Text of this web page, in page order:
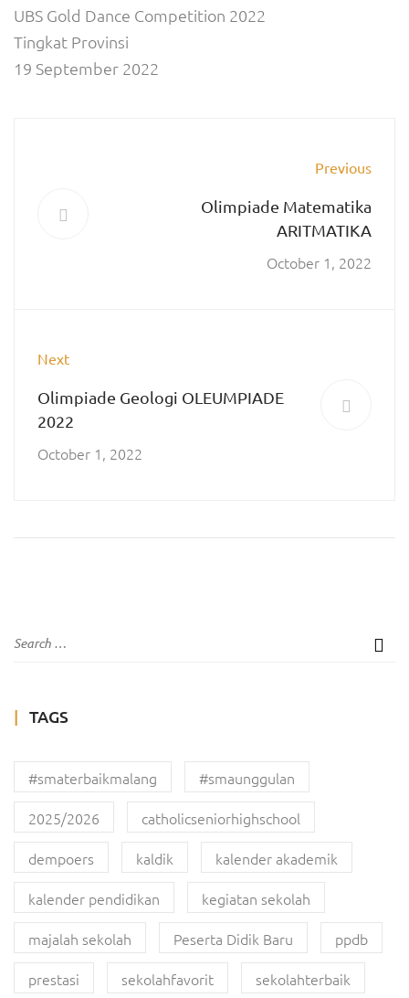
UBS Gold Dance Competition 2022
Tingkat Provinsi
19 September 2022
Previous
Olimpiade Matematika
ARITMATIKA
October 1, 2022
Next
Olimpiade Geologi OLEUMPIADE
2022
October 1, 2022
TAGS
#smaterbaikmalang
#smaunggulan
2025/2026
catholicseniorhighschool
dempoers
kaldik
kalender akademik
kalender pendidikan
kegiatan sekolah
majalah sekolah
Peserta Didik Baru
ppdb
prestasi
sekolahfavorit
sekolahterbaik